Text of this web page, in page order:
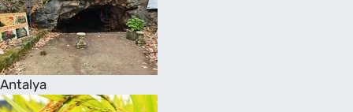
Antalya